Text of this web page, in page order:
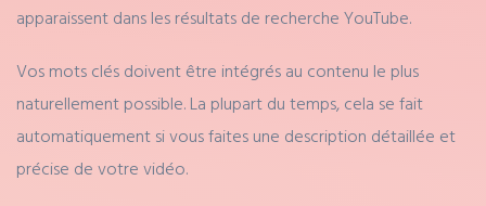
apparaissent dans les résultats de recherche YouTube.
Vos mots clés doivent être intégrés au contenu le plus
naturellement possible. La plupart du temps, cela se fait
automatiquement si vous faites une description détaillée et
précise de votre vidéo.